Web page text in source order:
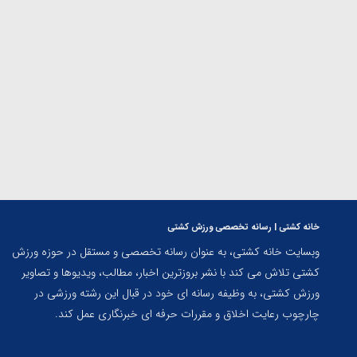
خانه کشتی | رسانه تخصصی ورزش کشتی
وبسایت خانه کشتی، به عنوان رسانه تخصصی و مستقل در حوزه ورزش
کشتی تلاش می کند با نشر بروزترین اخبار، مطالب، ویدیوها و تصاویر
ورزش کشتی، به وظیفه رسانه ای خود در قبال این رشته ورزشی در
چارچوب رعایت اخلاق و مقررات حرفه ای خبرنگاری عمل کند.